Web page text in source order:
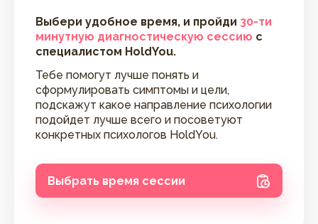
Выбери удобное время, и пройди 30-ти
минутную диагностическую сессию с
специалистом HoldYou.
Тебе помогут лучше понять и
сформулировать симптомы и цели,
подскажут какое направление психологии
подойдет лучше всего и посоветуют
конкретных психологов HoldYou.
Выбрать время сессии